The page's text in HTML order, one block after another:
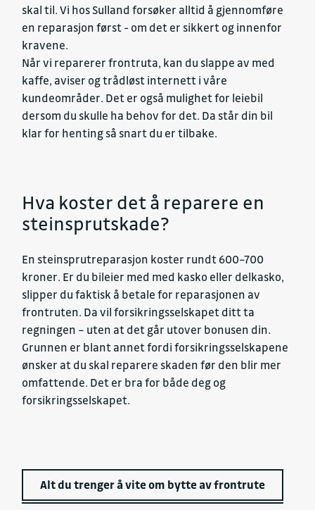
skal til. Vi hos Sulland forsøker alltid å gjennomføre
en reparasjon først - om det er sikkert og innenfor
kravene.
Når vi reparerer frontruta, kan du slappe av med
kaffe, aviser og trådløst internett i våre
kundeområder. Det er også mulighet for leiebil
dersom du skulle ha behov for det. Da står din bil
klar for henting så snart du er tilbake.
Hva koster det å reparere en
steinsprutskade?
En steinsprutreparasjon koster rundt 600–700
kroner. Er du bileier med med kasko eller delkasko,
slipper du faktisk å betale for reparasjonen av
frontruten. Da vil forsikringsselskapet ditt ta
regningen – uten at det går utover bonusen din.
Grunnen er blant annet fordi forsikringsselskapene
ønsker at du skal reparere skaden før den blir mer
omfattende. Det er bra for både deg og
forsikringsselskapet.
Alt du trenger å vite om bytte av frontrute